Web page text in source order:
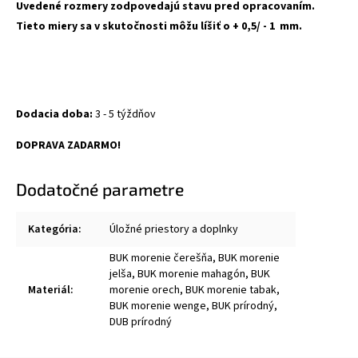
Uvedené rozmery zodpovedajú stavu pred opracovaním.
Tieto miery sa v skutočnosti môžu líšiť o + 0,5/ - 1 mm.
Dodacia doba: 3 - 5 týždňov
DOPRAVA ZADARMO!
Dodatočné parametre
Kategória: Úložné priestory a doplnky
Materiál:
BUK morenie čerešňa, BUK morenie
jelša, BUK morenie mahagón, BUK
morenie orech, BUK morenie tabak,
BUK morenie wenge, BUK prírodný,
DUB prírodný